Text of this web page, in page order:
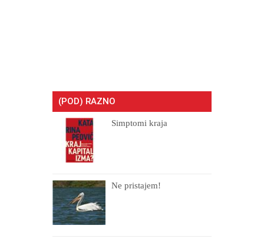
(POD) RAZNO
Simptomi kraja
Ne pristajem!